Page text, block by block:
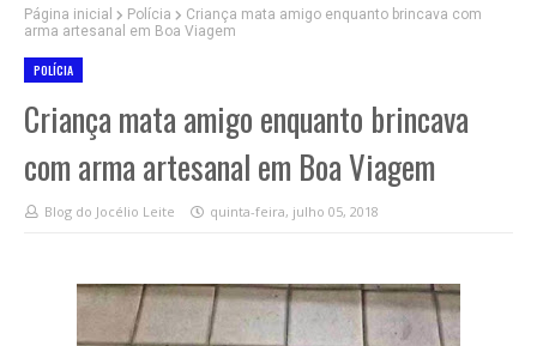
Página inicial Polícia
Criança mata amigo enquanto brincava com
arma artesanal em Boa Viagem
POLÍCIA
Criança mata amigo enquanto brincava
com arma artesanal em Boa Viagem
Blog do Jocélio Leite quinta-feira, julho 05, 2018